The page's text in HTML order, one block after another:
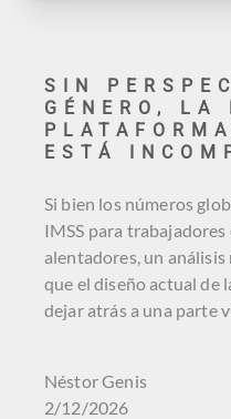
SIN
GÉNERO, LA
ESTÁ
Si bien los números
IMSS para
alentadores, un
que el diseño actual de
dejar atrás a una parte
Néstor Genis
2/12/2026